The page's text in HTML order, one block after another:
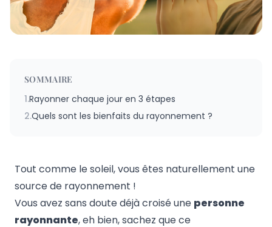
SOMMAIRE
1.Rayonner chaque jour en 3 étapes
2.Quels sont les bienfaits du rayonnement ?
Tout comme le soleil, vous êtes naturellement une
source de rayonnement !
Vous avez sans doute déjà croisé une personne
rayonnante, eh bien, sachez que ce